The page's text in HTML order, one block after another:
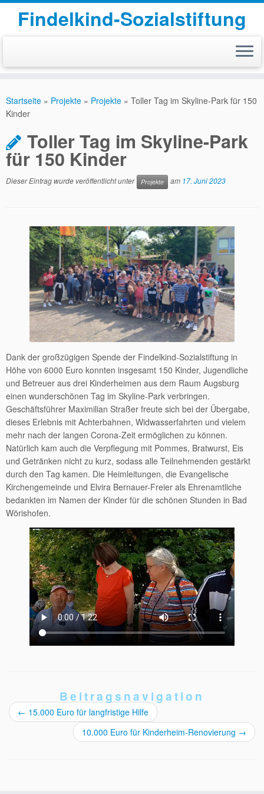
Inhalt
springen
Findelkind-Sozialstiftung
Startseite » Projekte » Projekte » Toller Tag im Skyline-Park für 150
Kinder
Toller Tag im Skyline-Park
für 150 Kinder
Dieser Eintrag wurde veröffentlicht unter Projekte am 17. Juni 2023
Dank der großzügigen Spende der Findelkind-Sozialstiftung in
Höhe von 6000 Euro konnten insgesamt 150 Kinder, Jugendliche
und Betreuer aus drei Kinderheimen aus dem Raum Augsburg
einen wunderschönen Tag im Skyline-Park verbringen.
Geschäftsführer Maximilian Straßer freute sich bei der Übergabe,
dieses Erlebnis mit Achterbahnen, Widwasserfahrten und vielem
mehr nach der langen Corona-Zeit ermöglichen zu können.
Natürlich kam auch die Verpflegung mit Pommes, Bratwurst, Eis
und Getränken nicht zu kurz, sodass alle Teilnehmenden gestärkt
durch den Tag kamen. Die Heimleitungen, die Evangelische
Kirchengemeinde und Elvira Bernauer-Freier als Ehrenamtliche
bedankten im Namen der Kinder für die schönen Stunden in Bad
Wörishofen.
Beitragsnavigation
← 15.000 Euro für langfristige Hilfe
10.000 Euro für Kinderheim-Renovierung →